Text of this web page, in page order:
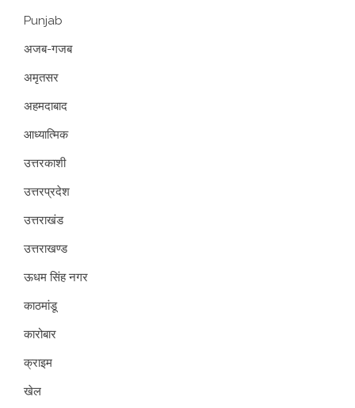
Punjab
अजब-गजब
अमृतसर
अहमदाबाद
आध्यात्मिक
उत्तरकाशी
उत्तरप्रदेश
उत्तराखंड
उत्तराखण्ड
ऊधम सिंह नगर
काठमांडू
कारोबार
क्राइम
खेल